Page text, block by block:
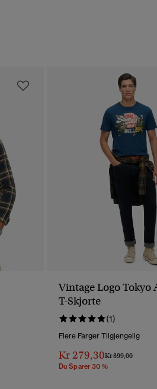
Vintage Logo Tokyo
T-Skjorte
(1)
Flere Farger Tilgjengelig
Kr 279,30Pris Nedsatt Fra
Kr 399,00Til
Du Sparer 30 %